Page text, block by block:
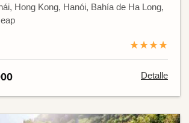
Hong Kong, Hanói, Bahía de Ha Long,
★★★★
Detalle